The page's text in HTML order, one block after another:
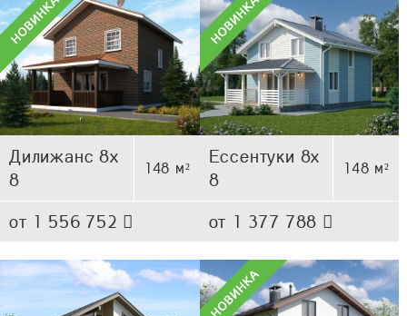
Дилижанс 8х
8
148 м²
от 1 556 752
Ессентуки 8х
8
148 м²
от 1 377 788